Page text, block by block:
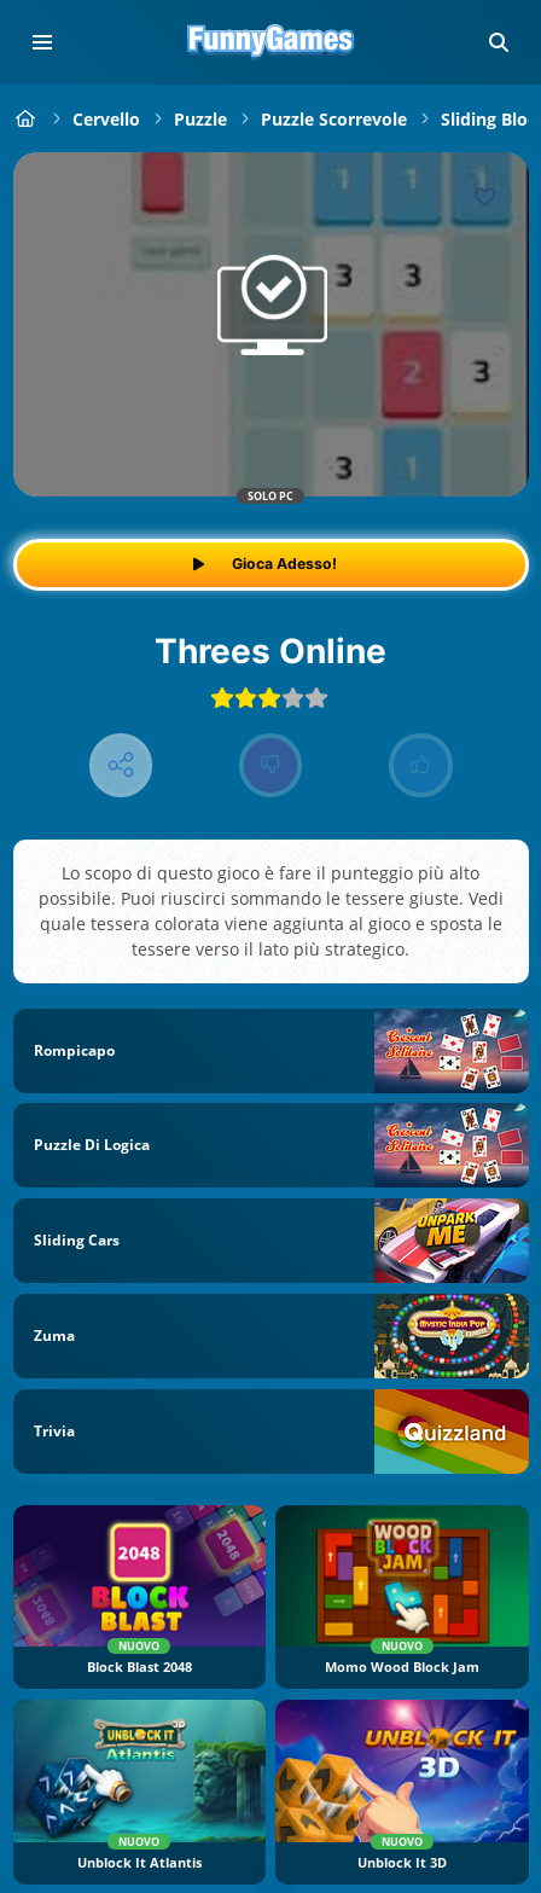
Cervello Puzzle Puzzle Scorrevole Sliding
SOLO PC
Gioca Adesso!
Threes Online
Lo scopo di questo gioco è fare il punteggio più alto
possibile. Puoi riuscirci sommando le tessere giuste. Vedi
quale tessera colorata viene aggiunta al gioco e sposta le
tessere verso il lato più strategico.
Rompicapo
Puzzle Di Logica
Sliding Cars
Zuma
Trivia
NUOVO
Block Blast 2048
NUOVO
Momo Wood Block Jam
NUOVO
Unblock It Atlantis
NUOVO
Unblock It 3D